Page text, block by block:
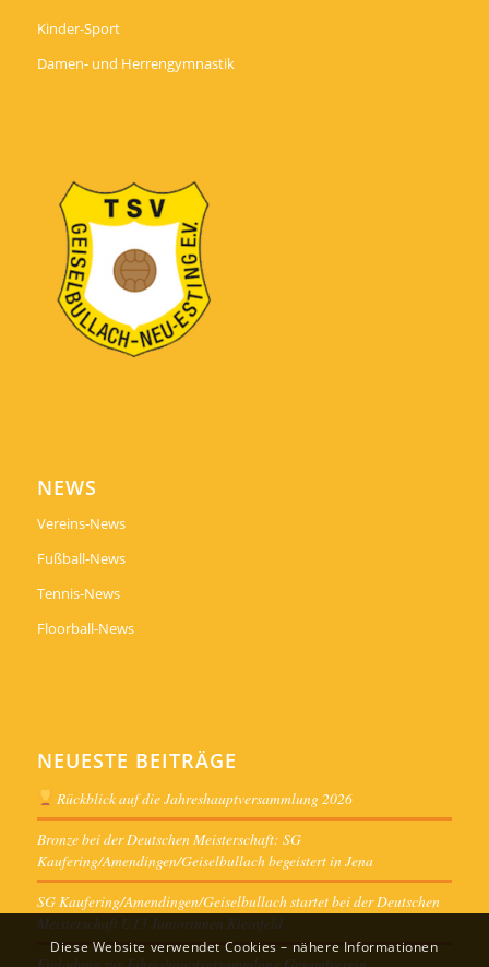
Kinder-Sport
Damen- und Herrengymnastik
NEWS
Vereins-News
Fußball-News
Tennis-News
Floorball-News
NEUESTE BEITRÄGE
Rückblick auf die Jahreshauptversammlung 2026
Bronze bei der Deutschen Meisterschaft: SG
Kaufering/Amendingen/Geiselbullach begeistert in Jena
SG Kaufering/Amendingen/Geiselbullach startet bei der Deutschen
Meisterschaft U13 Juniorinnen Kleinfeld
Einladung zur Jahreshauptversammlung Gesamtverein
Diese Website verwendet Cookies – nähere Informationen